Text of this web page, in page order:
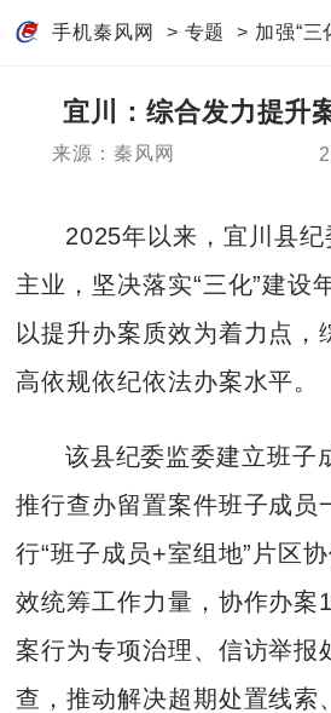
手机秦风网 > 专题 > 加强“三
宜川：综合发力提升
来源：秦风网
2025年以来，宜川县
主业，坚决落实“三化”建设
以提升办案质效为着力点，
高依规依纪依法办案水平。
该县纪委监委建立班子
推行查办留置案件班子成员
行“班子成员+室组地”片区
效统筹工作力量，协作办案
案行为专项治理、信访举报
查，推动解决超期处置线索